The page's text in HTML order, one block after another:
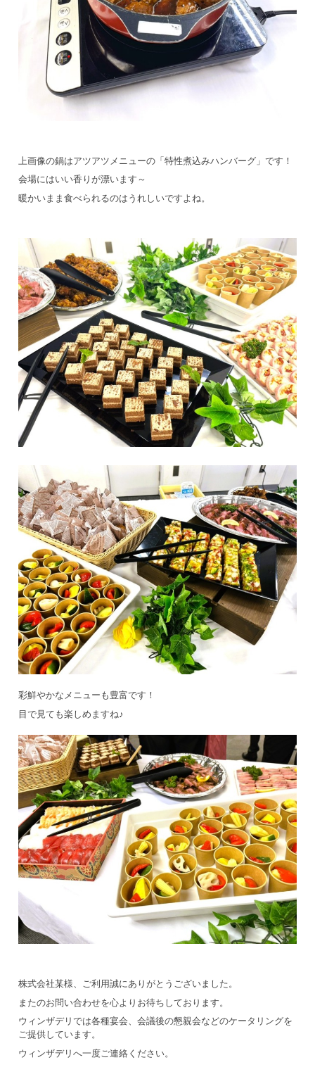
上画像の鍋はアツアツメニューの「特性煮込みハンバーグ」です！
会場にはいい香りが漂います～
暖かいまま食べられるのはうれしいですよね。
彩鮮やかなメニューも豊富です！
目で見ても楽しめますね♪
株式会社某様、ご利用誠にありがとうございました。
またのお問い合わせを心よりお待ちしております。
ウィンザデリでは各種宴会、会議後の懇親会などのケータリングを
ご提供しています。
ウィンザデリへ一度ご連絡ください。